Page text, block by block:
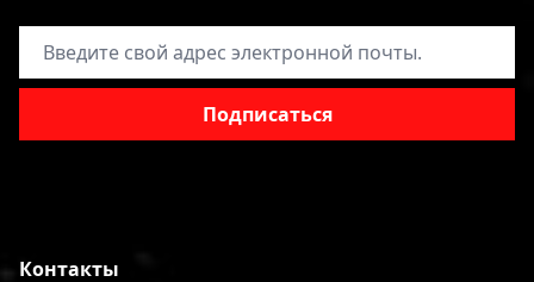
Адрес электронной почты
Подписаться
Контакты